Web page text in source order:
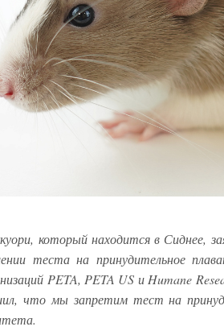
который находится в Сиднее,
теста на принудительное
PETA, PETA US и Humane
что мы запретим тест на